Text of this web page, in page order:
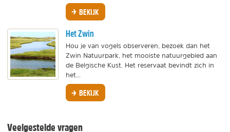
BEKIJK
Het Zwin
Hou je van vogels observeren, bezoek dan het
Zwin Natuurpark, het mooiste natuurgebied aan
de Belgische Kust. Het reservaat bevindt zich in
het...
BEKIJK
Veelgestelde vragen